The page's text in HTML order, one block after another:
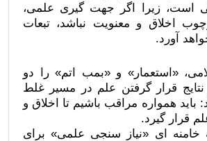
است، زیرا اگر جهت گیری علمی،
اخلاق و معنویت نباشد، تبعات
آورد.
«استعمار» و «بمب اتم» را دو
نتایج قرار گرفتن علم در مسیر غلط
باید همواره مراقب باشیم تا اخلاق و
قرار گیرد.
ای «نیاز سنجی علمی» برای